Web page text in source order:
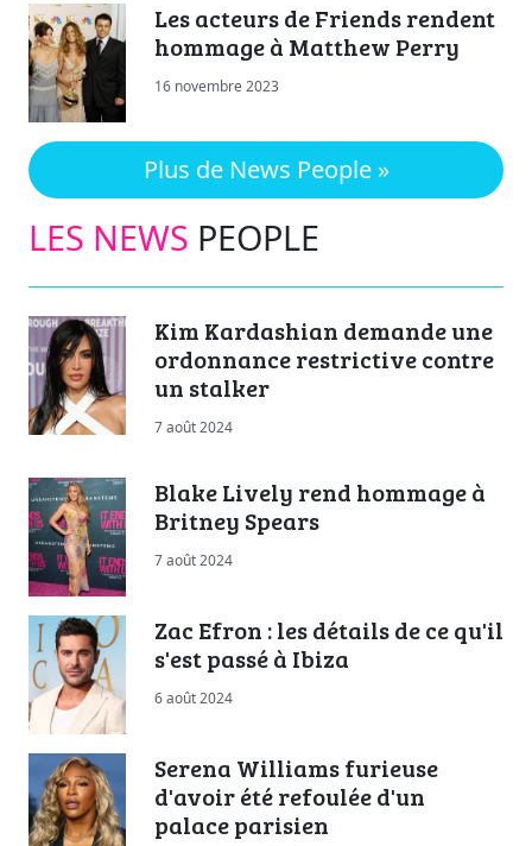
Les acteurs de Friends rendent
hommage à Matthew Perry
16 novembre 2023
Plus de News People »
LES NEWS PEOPLE
Kim Kardashian demande une
ordonnance restrictive contre
un stalker
7 août 2024
Blake Lively rend hommage à
Britney Spears
7 août 2024
Zac Efron : les détails de ce qu'il
s'est passé à Ibiza
6 août 2024
Serena Williams furieuse
d'avoir été refoulée d'un
palace parisien